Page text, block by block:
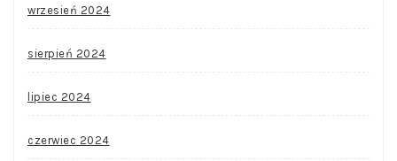
wrzesień 2024
sierpień 2024
lipiec 2024
czerwiec 2024